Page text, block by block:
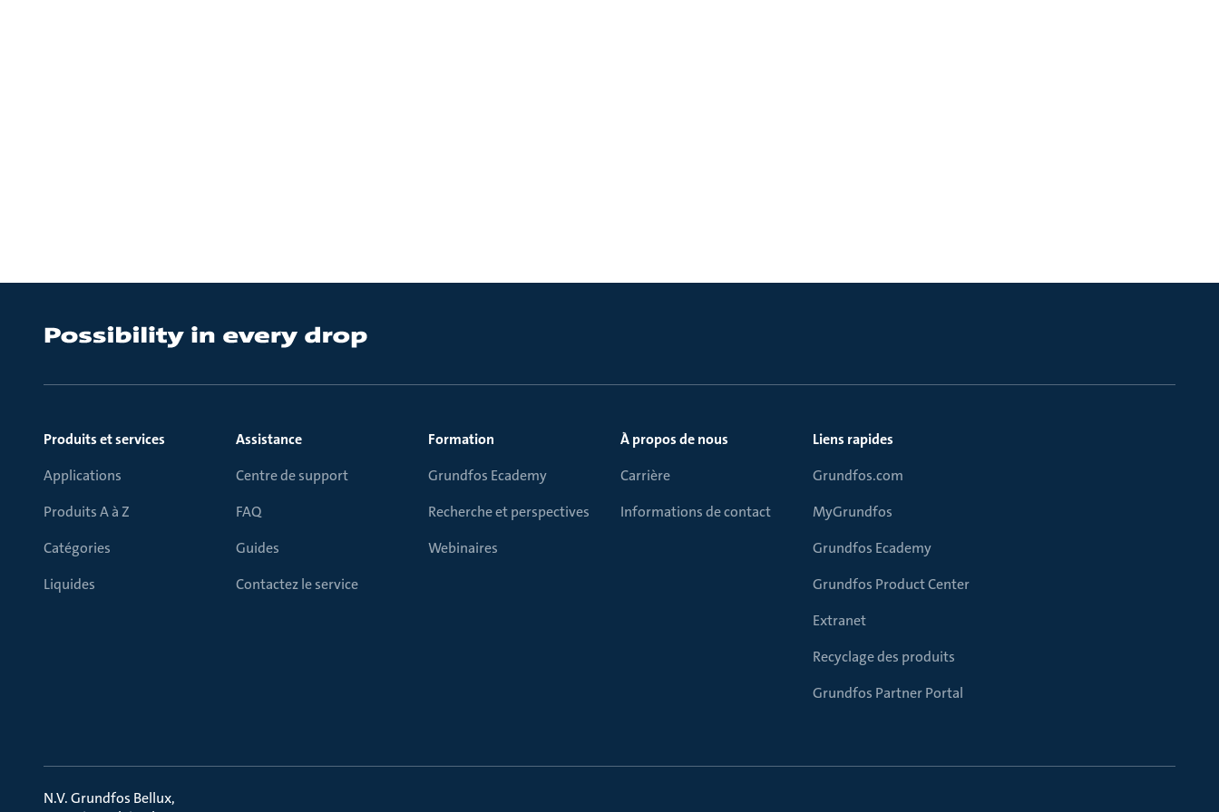
Produits et services
Applications
Produits A à Z
Catégories
Liquides
Assistance
Centre de support
FAQ
Guides
Contactez le service
Formation
Grundfos Ecademy
Recherche et perspectives
Webinaires
À propos de nous
Carrière
Informations de contact
Liens rapides
Grundfos.com
MyGrundfos
Grundfos Ecademy
Grundfos Product Center
Extranet
Recyclage des produits
Grundfos Partner Portal
N.V. Grundfos Bellux